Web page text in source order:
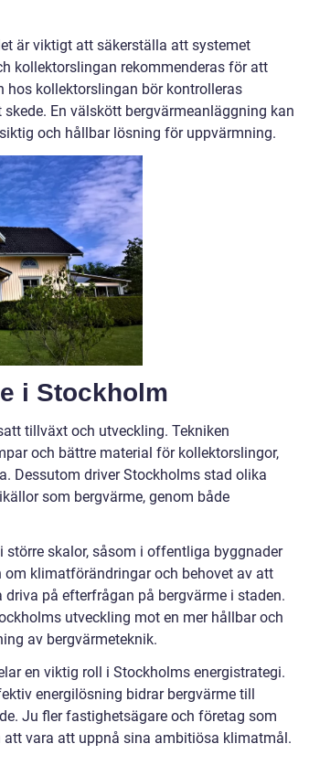
är viktigt att säkerställa att systemet
kollektorslingan rekommenderas för att
kollektorslingan bör kontrolleras
En välskött bergvärmeanläggning kan
och hållbar lösning för uppvärmning.
i Stockholm
tillväxt och utveckling. Tekniken
och bättre material för kollektorslingor,
Dessutom driver Stockholms stad olika
som bergvärme, genom både
skalor, såsom i offentliga byggnader
om klimatförändringar och behovet av att
på efterfrågan på bergvärme i staden.
utveckling mot en mer hållbar och
av bergvärmeteknik.
en viktig roll i Stockholms energistrategi.
energilösning bidrar bergvärme till
Ju fler fastighetsägare och företag som
att vara att uppnå sina ambitiösa klimatmål.